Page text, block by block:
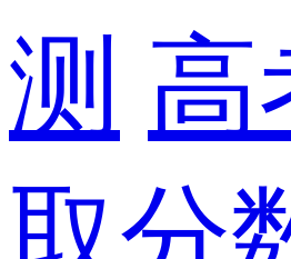
测 高